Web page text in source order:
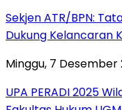
Sekjen ATR/BPN:
Dukung Kelancaran
Minggu, 7 Desember
UPA PERADI 2025